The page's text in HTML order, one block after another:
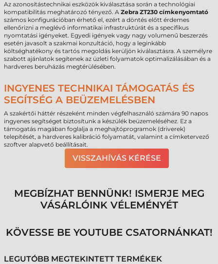
Az azonosítástechnikai eszközök kiválasztása során a technológiai
kompatibilitás meghatározó tényező. A Zebra ZT230 címkenyomtató
számos konfigurációban érhető el, ezért a döntés előtt érdemes
ellenőrizni a meglévő informatikai infrastruktúrát és a specifikus
nyomtatási igényeket. Egyedi igények vagy nagy volumenű beszerzés
esetén javasolt a szakmai konzultáció, hogy a leginkább
költséghatékony és tartós megoldás kerüljön kiválasztásra. A személyre
szabott ajánlatok segítenek az üzleti folyamatok optimalizálásában és a
hardveres beruházás megtérülésében.
INGYENES TECHNIKAI TÁMOGATÁS ÉS
SEGÍTSÉG A BEÜZEMELÉSBEN
A szakértői háttér részeként minden végfelhasználó számára 90 napos
ingyenes segítséget biztosítunk a készülék beüzemeléséhez. Ez a
támogatás magában foglalja a meghajtóprogramok (driverek)
telepítését, a hardveres kalibráció folyamatát, valamint a címketervező
szoftver alapvető beállításait.
VISSZAHÍVÁS KÉRÉSE
MEGBÍZHAT BENNÜNK! ISMERJE MEG
VÁSÁRLÓINK VÉLEMÉNYÉT
KÖVESSE BE YOUTUBE CSATORNÁNKAT!
LEGUTÓBB MEGTEKINTETT TERMÉKEK